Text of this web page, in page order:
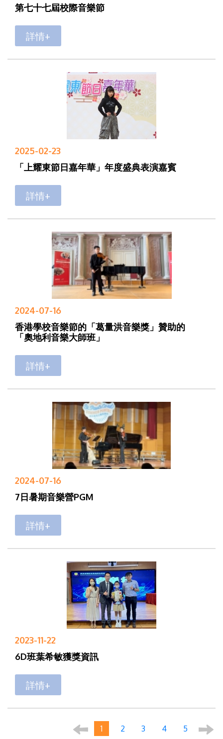
第七十七屆校際音樂節
詳情+
2025-02-23
「上耀東節日嘉年華」年度盛典表演嘉賓
詳情+
2024-07-16
香港學校音樂節的「葛量洪音樂獎」贊助的
「奧地利音樂大師班」
詳情+
2024-07-16
7日暑期音樂營PGM
詳情+
2023-11-22
6D班葉希敏獲獎資訊
詳情+
1 2 3 4 5